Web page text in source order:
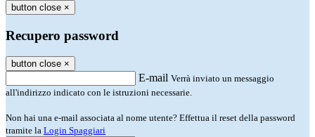
button close ×
Recupero password
button close ×
E-mail Verrà inviato un messaggio
all'indirizzo indicato con le istruzioni necessarie.
Non hai una e-mail associata al nome utente? Effettua il reset della password
tramite la Login Spaggiari